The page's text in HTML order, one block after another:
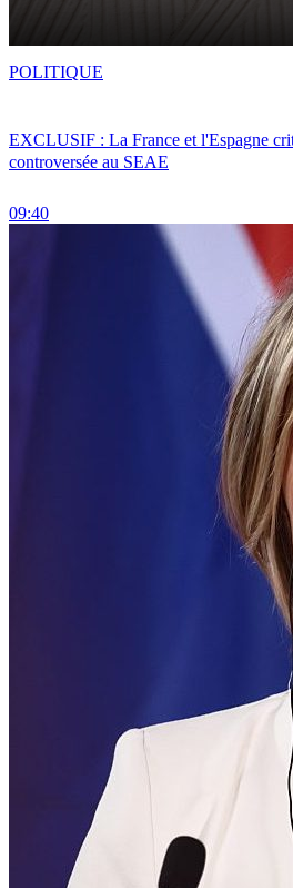
EXCLUSIF : La France et l'Espagne
controversée au SEAE
09:40
POLITIQUE